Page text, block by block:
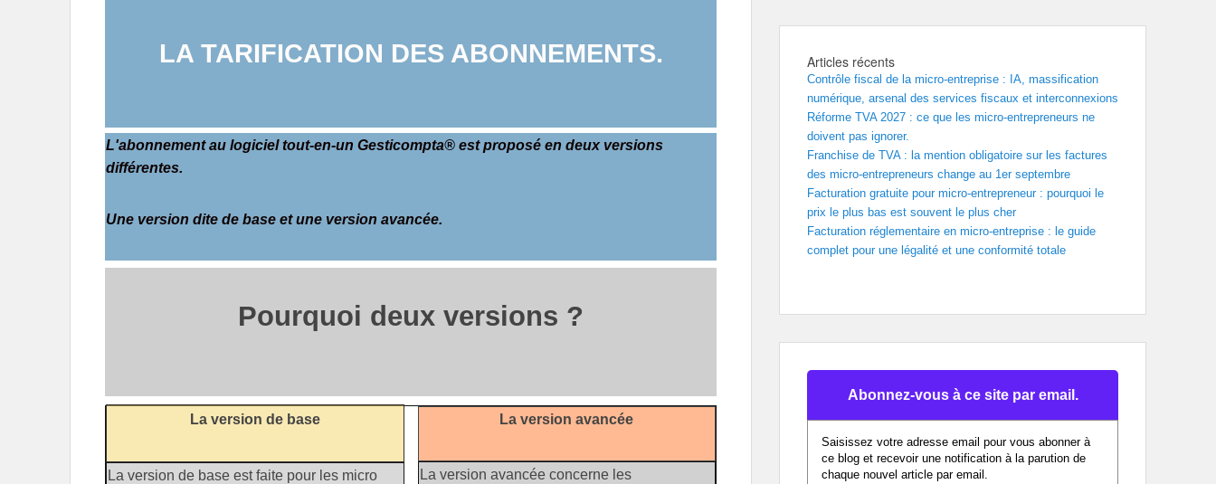
LA TARIFICATION DES ABONNEMENTS.
L'abonnement au logiciel tout-en-un Gesticompta® est proposé en deux versions
différentes.
Une version dite de base et une version avancée.
Pourquoi deux versions ?
La version de base
La version de base est faite pour les micro
La version avancée
La version avancée concerne les
Articles récents
Contrôle fiscal de la micro-entreprise : IA, massification
numérique, arsenal des services fiscaux et interconnexions
Réforme TVA 2027 : ce que les micro-entrepreneurs ne
doivent pas ignorer.
Franchise de TVA : la mention obligatoire sur les factures
des micro-entrepreneurs change au 1er septembre
Facturation gratuite pour micro-entrepreneur : pourquoi le
prix le plus bas est souvent le plus cher
Facturation réglementaire en micro-entreprise : le guide
complet pour une légalité et une conformité totale
Abonnez-vous à ce site par email.
Saisissez votre adresse email pour vous abonner à
ce blog et recevoir une notification à la parution de
chaque nouvel article par email.